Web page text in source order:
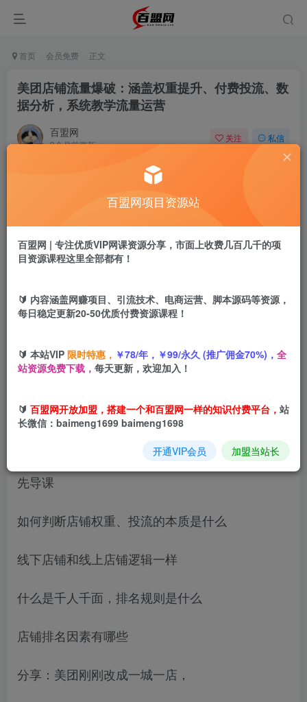
首页 会员免费 正文
美团店铺流量爆破：涵盖权重提升、付费投流、数
据分析，系统教学流量运营
百盟网
9个月前更新
关注 私信
盟币9.9
立即购买
头部，带动自然流，付费和自然流双向反哺，从而
让店铺进入一个良性循环。
先导课
如何判断店铺权重、投流的本质是什么
线下店铺和线上店铺逻辑一样
什么是千人千面，排名规则是什么
店铺排名因素有哪些
分享：美团刚刚改成一城一店，
百盟网项目资源站
百盟网 | 专注优质VIP网课资源分享，市面上收费几百几千的项
目资源课程这里全部都有！
🔰 内容涵盖网赚项目、引流技术、电商运营、脚本源码等资源，
每日稳定更新20-50优质付费资源课程！
🔰 本站VIP 限时特惠， ￥78/年，￥99/永久 (推广佣金70%)， 全
站资源免费下载， 每天更新，欢迎加入！
🔰 百盟网开放加盟，搭建一个和百盟网一样的知识付费平台， 站
长微信：baimeng1699 baimeng1698
开通VIP会员 加盟当站长